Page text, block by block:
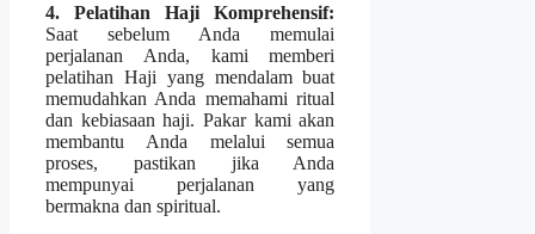
4. Pelatihan Haji Komprehensif:
Saat sebelum Anda memulai
perjalanan Anda, kami memberi
pelatihan Haji yang mendalam buat
memudahkan Anda memahami ritual
dan kebiasaan haji. Pakar kami akan
membantu Anda melalui semua
proses, pastikan jika Anda
mempunyai perjalanan yang
bermakna dan spiritual.